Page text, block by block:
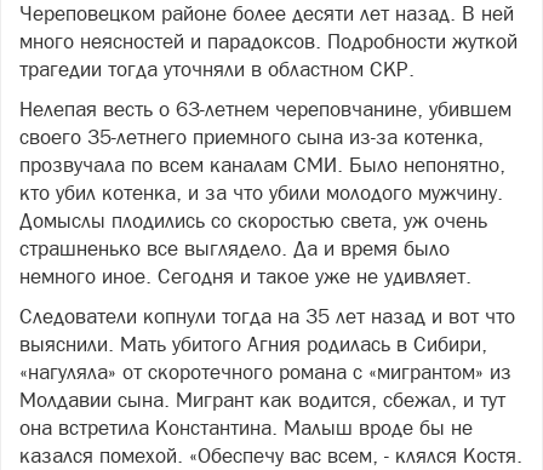
Череповецком районе более десяти лет назад. В ней
много неясностей и парадоксов. Подробности жуткой
трагедии тогда уточняли в областном СКР.
Нелепая весть о 63-летнем череповчанине, убившем
своего 35-летнего приемного сына из-за котенка,
прозвучала по всем каналам СМИ. Было непонятно,
кто убил котенка, и за что убили молодого мужчину.
Домыслы плодились со скоростью света, уж очень
страшненько все выглядело. Да и время было
немного иное. Сегодня и такое уже не удивляет.
Следователи копнули тогда на 35 лет назад и вот что
выяснили. Мать убитого Агния родилась в Сибири,
«нагуляла» от скоротечного романа с «мигрантом» из
Молдавии сына. Мигрант как водится, сбежал, и тут
она встретила Константина. Малыш вроде бы не
казался помехой. «Обеспечу вас всем, - клялся Костя.